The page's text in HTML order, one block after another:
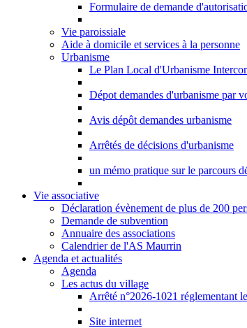
Formulaire de demande
Vie paroissiale
Aide à domicile et services à la personne
Urbanisme
Le Plan Local d'Urbanisme
Dépot demandes d'urbanisme par
Avis dépôt demandes urbanisme
Arrêtés de décisions d'urbanisme
un mémo pratique sur le parcours
Vie associative
Déclaration évènement de plus de 200
Demande de subvention
Annuaire des associations
Calendrier de l'AS Maurrin
Agenda et actualités
Agenda
Les actus du village
Arrêté n°2026-1021 réglementant
Site internet